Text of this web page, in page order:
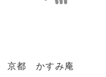
京都 かすみ庵